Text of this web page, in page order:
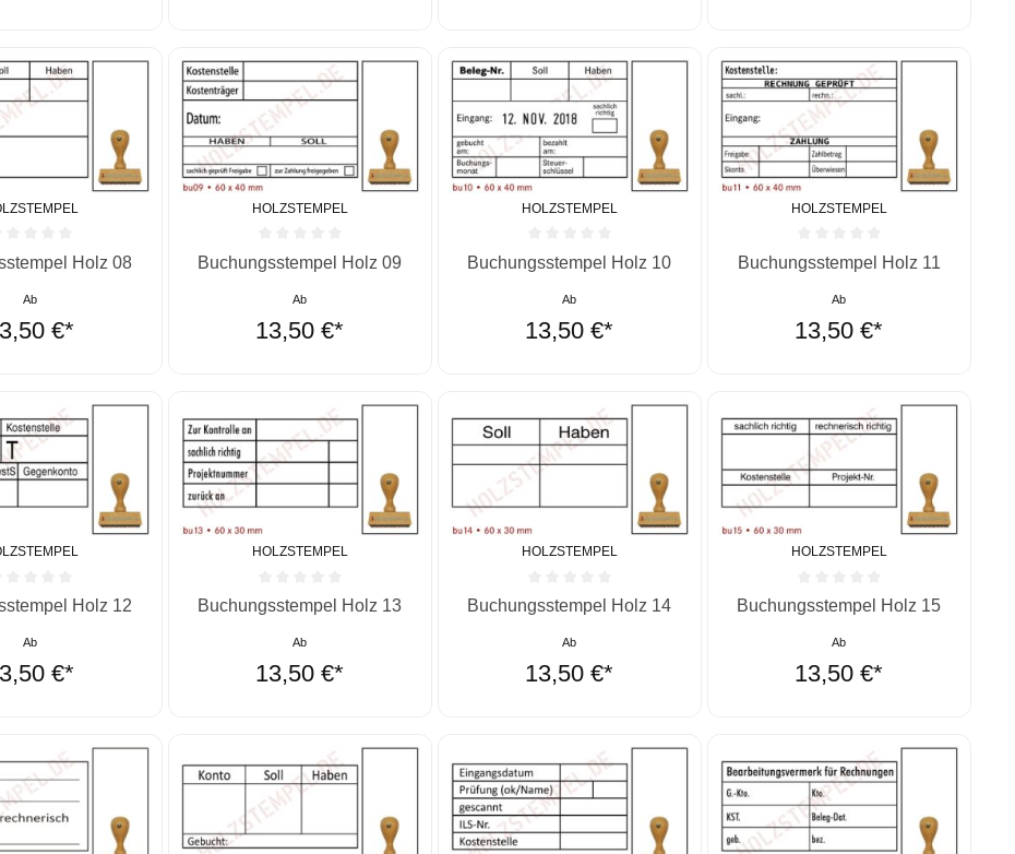
Bewertung von 0 von 5 Sternen
Holz 08
Ab
€*
HOLZSTEMPEL
Durchschnittliche Bewertung von 0 von 5 Sternen
Buchungsstempel Holz 09
Ab
13,50 €*
HOLZSTEMPEL
Durchschnittliche Bewertung von 0 von 5 Sternen
Buchungsstempel Holz 10
Ab
13,50 €*
HOLZSTEMPEL
Durchschnittliche Bewertung von 0
Buchungsstempel Holz 11
Ab
13,50 €*
Bewertung von 0 von 5 Sternen
Holz 12
Ab
€*
HOLZSTEMPEL
Durchschnittliche Bewertung von 0 von 5 Sternen
Buchungsstempel Holz 13
Ab
13,50 €*
HOLZSTEMPEL
Durchschnittliche Bewertung von 0 von 5 Sternen
Buchungsstempel Holz 14
Ab
13,50 €*
HOLZSTEMPEL
Durchschnittliche Bewertung von 0
Buchungsstempel Holz 15
Ab
13,50 €*